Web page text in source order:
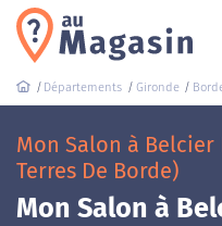
Départements Gironde
Mon Salon à Belcier
Terres De Borde)
Mon Salon à